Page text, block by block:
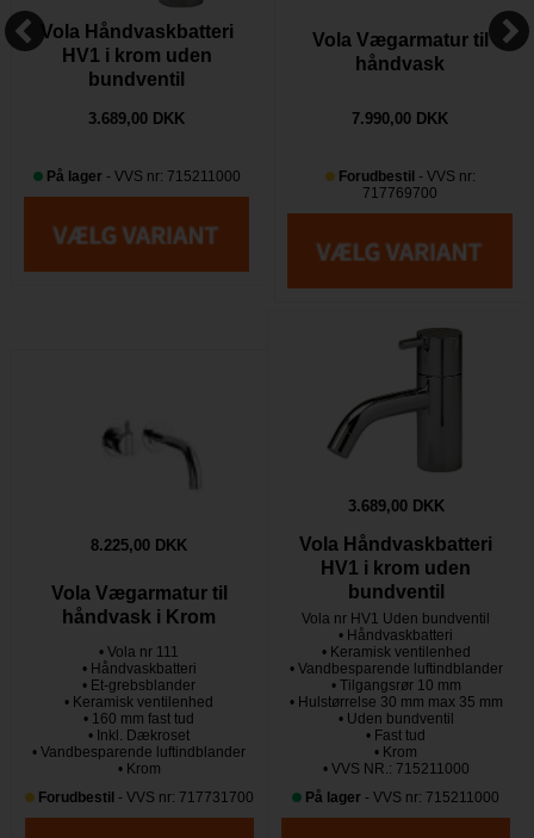
Vola Håndvaskbatteri
HV1 i krom uden
bundventil
3.689,00 DKK
På lager - VVS nr: 715211000
Vola Vægarmatur til
håndvask
7.990,00 DKK
Forudbestil - VVS nr:
717769700
8.225,00 DKK
Vola Vægarmatur til
håndvask i Krom
• Vola nr 111
• Håndvaskbatteri
• Et-grebsblander
• Keramisk ventilenhed
• 160 mm fast tud
• Inkl. Dækroset
• Vandbesparende luftindblander
• Krom
Forudbestil - VVS nr: 717731700
3.689,00 DKK
Vola Håndvaskbatteri
HV1 i krom uden
bundventil
Vola nr HV1 Uden bundventil
• Håndvaskbatteri
• Keramisk ventilenhed
• Vandbesparende luftindblander
• Tilgangsrør 10 mm
• Hulstørrelse 30 mm max 35 mm
• Uden bundventil
• Fast tud
• Krom
• VVS NR.: 715211000
På lager - VVS nr: 715211000